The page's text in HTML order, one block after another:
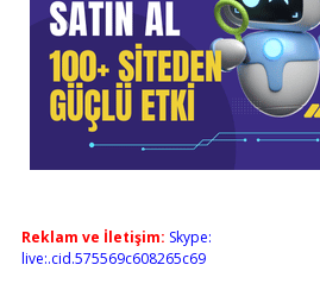
Reklam ve İletişim: Skype:
live:.cid.575569c608265c69